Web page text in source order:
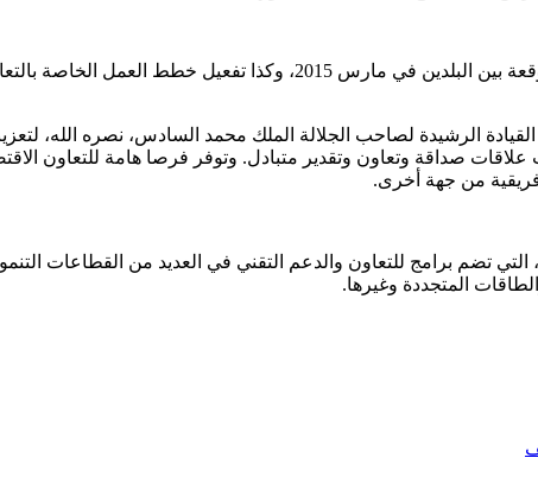
وتطرق الجانبان إلى آفاق تعزيز المشاورات السياسية، في إطار مذكرة التفاهم الموقعة بين البلدين في
الرشيدة لصاحب الجلالة الملك محمد السادس، نصره الله،
صداقة وتعاون وتقدير متبادل. وتوفر فرصا هامة للتعاون
من جهة أخرى.
كما استعرض الجانبان مكونات خارطة الطريق الجديدة للتعاون الثنائي 2023 – 2025، التي تضم برامج للتعاون والدعم التقني في العديد من
المتجددة وغيرها.